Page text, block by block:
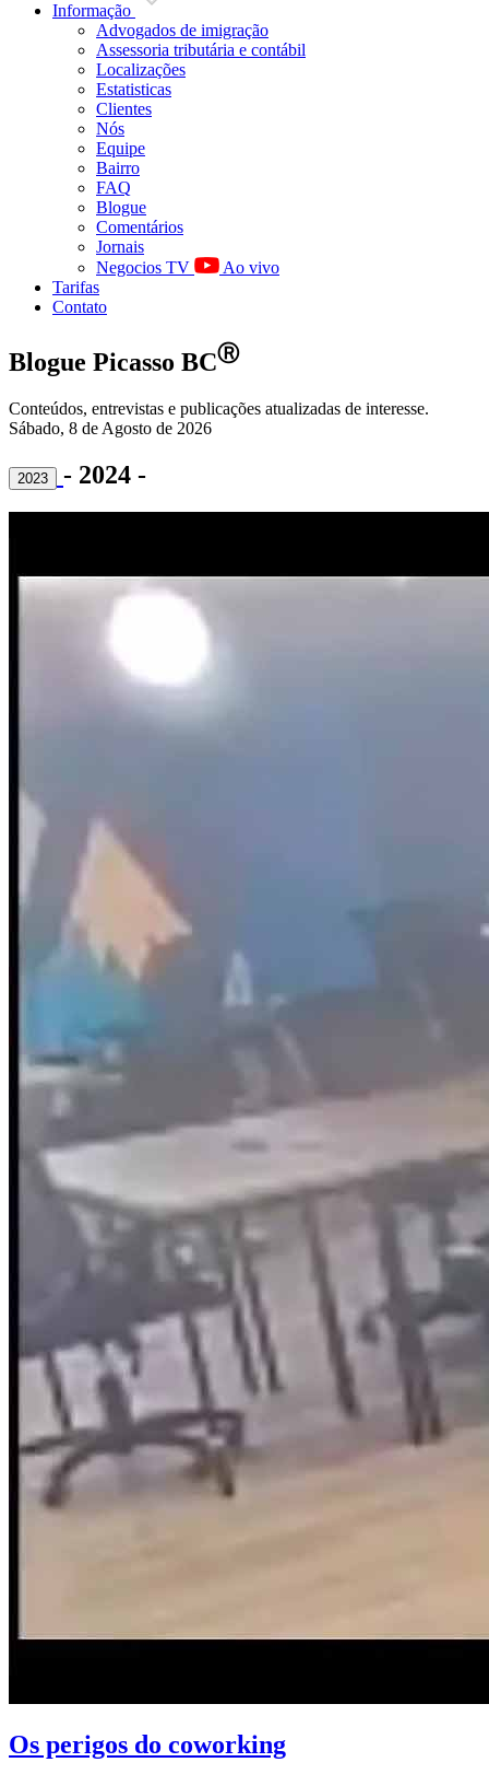
Informação
Advogados de imigração
Assessoria tributária e contábil
Localizações
Estatisticas
Clientes
Nós
Equipe
Bairro
FAQ
Blogue
Comentários
Jornais
Negocios TV
Ao vivo
Tarifas
Contato
Blogue Picasso BCⓇ
Conteúdos, entrevistas e publicações atualizadas de interesse.
Sábado, 8 de Agosto de 2026
2023 - 2024 -
Os perigos do coworking